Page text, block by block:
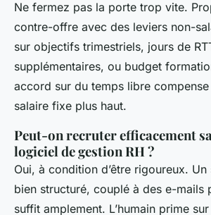
Ne fermez pas la porte trop vite.
contre-offre avec des leviers non-
sur objectifs trimestriels, jours de
supplémentaires, ou budget
accord sur du temps libre compense
salaire fixe plus haut.
Peut-on recruter efficacement
logiciel de gestion RH ?
Oui, à condition d’être rigoureux.
bien structuré, couplé à des e-mails
suffit amplement. L’humain prime